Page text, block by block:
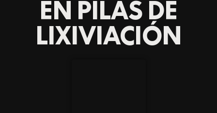
EN PILAS DE
LIXIVIACIÓN